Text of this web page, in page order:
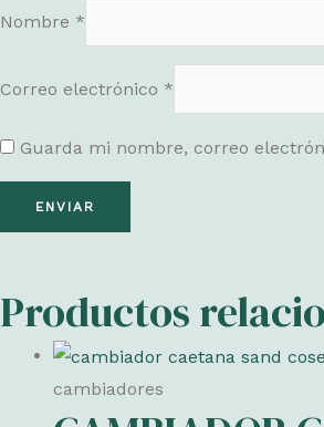
Nombre *
Correo electrónico *
Guarda mi nombre, correo
Productos
cambiadores